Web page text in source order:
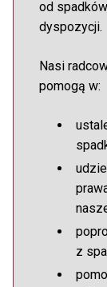
od
dyspozycji.
Nasi
pomogą w:
z